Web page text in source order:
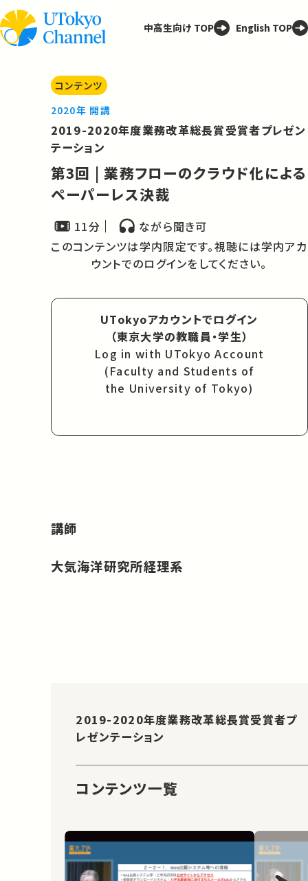
中高生向け TOP English TOP
コンテンツ
2020年 開講
2019-2020年度業務改革総長賞受賞者プレゼン
テーション
第3回 | 業務フローのクラウド化による
ペーパーレス決裁
11分
ながら聞き可
このコンテンツは学内限定です。視聴には学内アカ
ウントでのログインをしてください。
UTokyoアカウントでログイン
（東京大学の教職員・学生）
Log in with UTokyo Account
(Faculty and Students of
the University of Tokyo)
講師
大気海洋研究所経理系
2019-2020年度業務改革総長賞受賞者プ
レゼンテーション
コンテンツ一覧